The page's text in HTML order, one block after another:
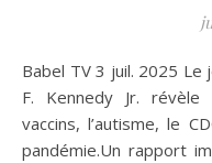
Babel TV 3 juil. 2025 Le jeu est en train de changer.Robert
F. Kennedy Jr.
vaccins, l’autisme, le
pandémie.Un rapport